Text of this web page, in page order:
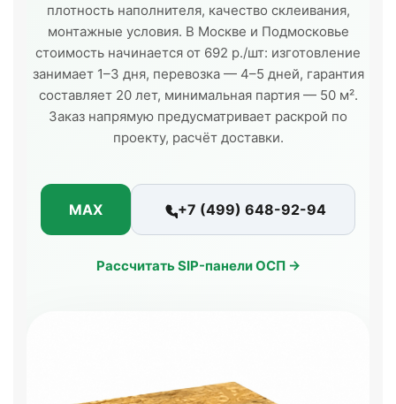
плотность наполнителя, качество склеивания,
монтажные условия. В Москве и Подмосковье
стоимость начинается от 692 р./шт: изготовление
занимает 1–3 дня, перевозка — 4–5 дней, гарантия
составляет 20 лет, минимальная партия — 50 м².
Заказ напрямую предусматривает раскрой по
проекту, расчёт доставки.
MAX +7 (499) 648-92-94
Рассчитать SIP-панели ОСП →